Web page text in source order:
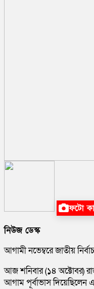
ফটো
নিউজ ডেস্ক
আগামী নভেম্বরে জাতীয়
আজ শনিবার (১৪ অক্টোবর)
আগাম পূর্বাভাস দিয়েছিলেন